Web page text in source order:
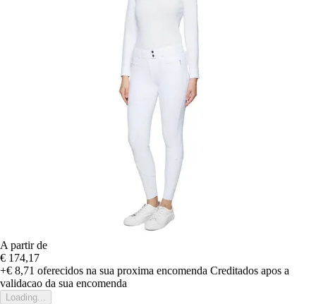
A partir de
€ 174,17
+€ 8,71 oferecidos na sua proxima encomenda Creditados apos a
validacao da sua encomenda
Loading...